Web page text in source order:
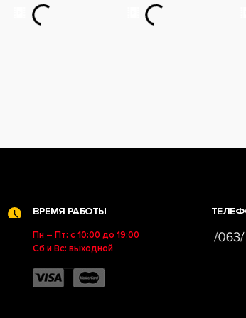
ВРЕМЯ РАБОТЫ
Пн – Пт: с 10:00 до 19:00
Сб и Вс: выходной